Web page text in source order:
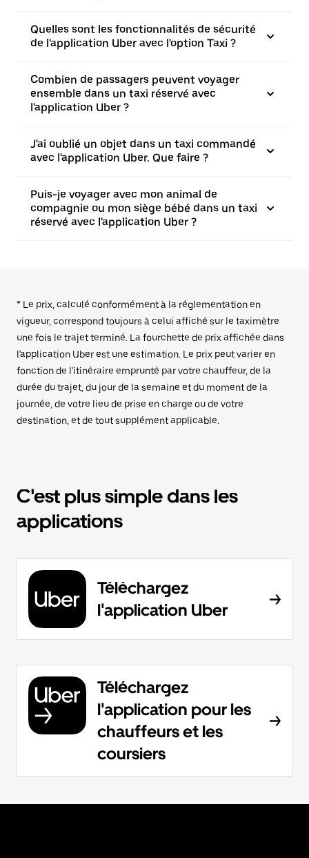
Quelles sont les fonctionnalités de sécurité
de l'application Uber avec l'option Taxi ?
Combien de passagers peuvent voyager
ensemble dans un taxi réservé avec
l'application Uber ?
J'ai oublié un objet dans un taxi commandé
avec l'application Uber. Que faire ?
Puis-je voyager avec mon animal de
compagnie ou mon siège bébé dans un taxi
réservé avec l'application Uber ?
* Le prix, calculé conformément à la réglementation en
vigueur, correspond toujours à celui affiché sur le taximètre
une fois le trajet terminé. La fourchette de prix affichée dans
l'application Uber est une estimation. Le prix peut varier en
fonction de l'itinéraire emprunté par votre chauffeur, de la
durée du trajet, du jour de la semaine et du moment de la
journée, de votre lieu de prise en charge ou de votre
destination, et de tout supplément applicable.
C'est plus simple dans les
applications
Téléchargez
l'application Uber
Téléchargez
l'application pour les
chauffeurs et les
coursiers